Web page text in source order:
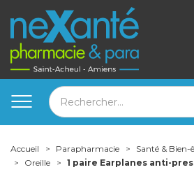
Accueil Parapharmacie Santé & Bien-
Oreille
1 paire Earplanes anti-